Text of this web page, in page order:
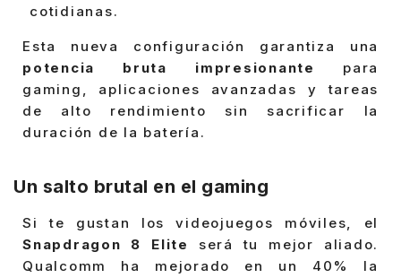
cotidianas.
Esta nueva configuración garantiza una
potencia bruta impresionante
para
gaming, aplicaciones avanzadas y tareas
de alto rendimiento sin sacrificar la
duración de la batería.
Un salto brutal en el gaming
Si te gustan los videojuegos móviles, el
Snapdragon 8 Elite
será tu mejor aliado.
Qualcomm ha mejorado en un 40% la